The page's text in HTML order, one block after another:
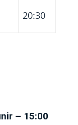
20:30
– 15:00